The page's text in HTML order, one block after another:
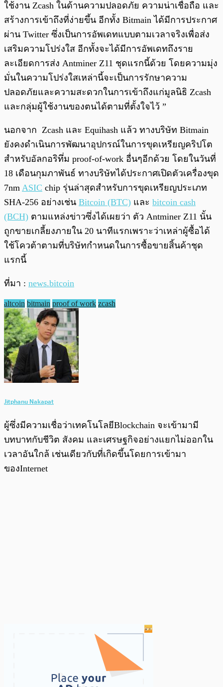
ใช้งาน Zcash ในด้านความปลอดภัย ความน่าเชื่อถือ และ
สร้างการเข้าถึงที่ง่ายขึ้น อีกทั้ง Bitmain ได้มีการประกาศ
ผ่าน Twitter ซึ่งเป็นการอัพเดทแบบตามเวลาจริงเพื่อส่ง
เสริมความโปร่งใส อีกทั้งจะได้มีการอัพเดทถึงราย
ละเอียดการส่ง Antminer Z11 ชุดแรกนี้ด้วย โดยความมุ่ง
มั่นในความโปร่งใสเหล่านี้จะเป็นการรักษาความ
ปลอดภัยและความสะดวกในการเข้าถึงแก่มูลนิธิ Zcash
และกลุ่มผู้ใช้งานของตนได้ตามที่ตั้งใจไว้ ”
นอกจาก Zcash และ Equihash แล้ว ทางบริษัท Bitmain
ยังคงดำเนินการพัฒนาอุปกรณ์ในการขุดเหรียญคริปโต
สำหรับอัลกอริทึ่ม proof-of-work อื่นๆอีกด้วย โดยในวันที่
18 เดือนกุมภาพันธ์ ทางบริษัทได้ประกาศเปิดตัวเครื่องขุด
7nm ASIC chip รุ่นล่าสุดสำหรับการขุดเหรียญประเภท
SHA-256 อย่างเช่น Bitcoin (BTC) และ bitcoin cash
(BCH) ตามแหล่งข่าวซึ่งได้เผยว่า ตัว Antminer Z11 นั้น
ถูกขายเกลี้ยงภายใน 20 นาทีแรกเพราะว่าเหล่าผู้ซื้อได้
ใช้โควต้าตามที่บริษัทกำหนดในการซื้อขายสิ้นค้าชุด
แรกนี้
ที่มา : news.bitcoin
altcoin bitmain proof of work zcash
Jitphanu Nakapat
ผู้ซึ่งมีความเชื่อว่าเทคโนโลยีBlockchain จะเข้ามามี
บทบาทกับชีวิต สังคม และเศรษฐกิจอย่างแยกไม่ออกใน
เวลาอันใกล้ เช่นเดียวกับที่เกิดขึ้นโดยการเข้ามา
ของInternet